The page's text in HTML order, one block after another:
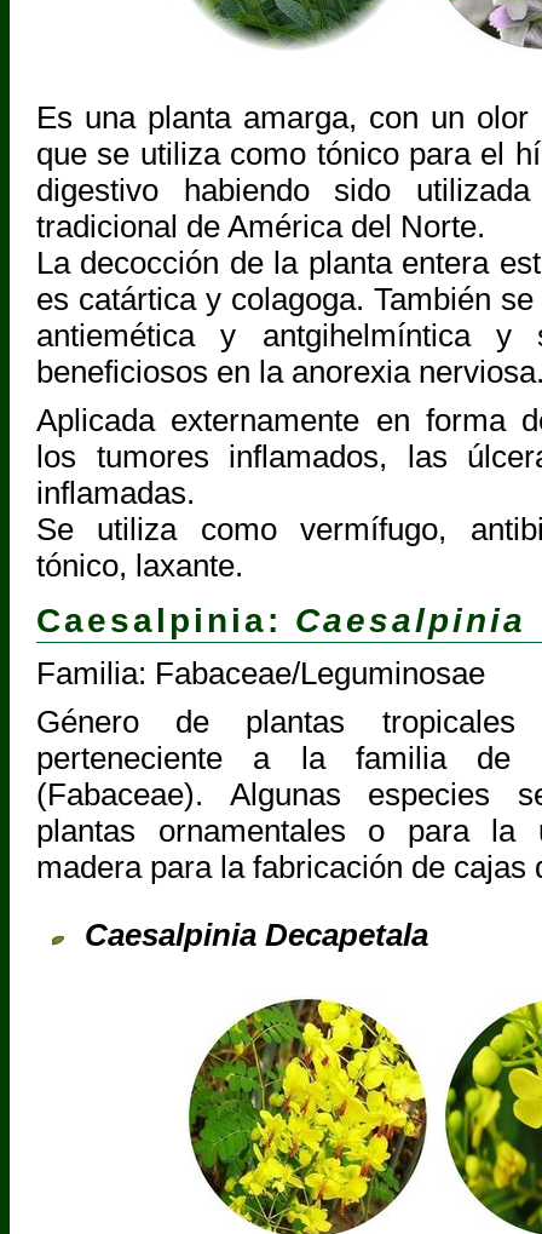
Es una planta amarga, con un
que se utiliza como tónico para el
digestivo habiendo sido
tradicional de América del Norte.
La decocción de la planta entera
es catártica y colagoga. También
antiemética y antgihelmíntica y
beneficiosos en la anorexia
Aplicada externamente en forma
los tumores inflamados, las
inflamadas.
Se utiliza como vermífugo,
tónico, laxante.
Caesalpinia: Caesalpinia
Familia: Fabaceae/Leguminosae
Género de plantas tropicales
perteneciente a la familia de
(Fabaceae). Algunas especies
plantas ornamentales o para la
madera para la fabricación de cajas
Caesalpinia Decapetala